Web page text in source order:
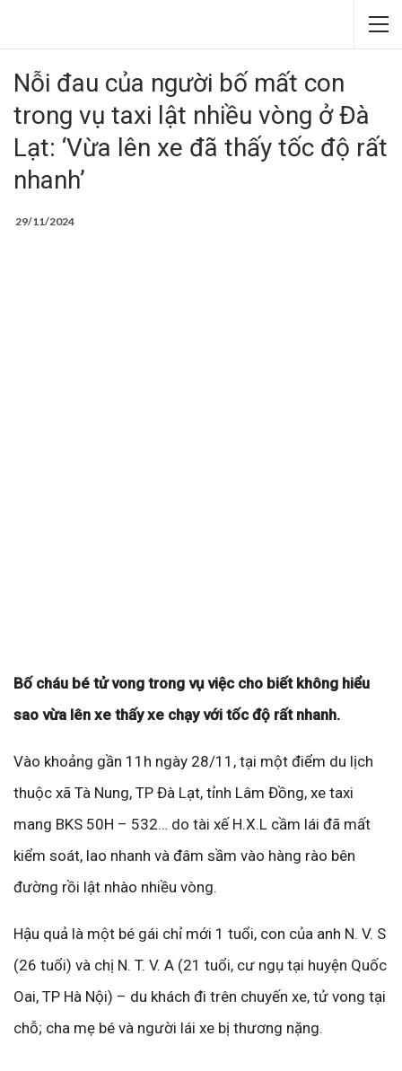
Nỗi đau của người bố mất con
trong vụ taxi lật nhiều vòng ở Đà
Lạt: ‘Vừa lên xe đã thấy tốc độ rất
nhanh’
29/11/2024
Bố cháu bé tử vong trong vụ việc cho biết không hiểu
sao vừa lên xe thấy xe chạy với tốc độ rất nhanh.
Vào khoảng gần 11h ngày 28/11, tại một điểm du lịch
thuộc xã Tà Nung, TP Đà Lạt, tỉnh Lâm Đồng, xe taxi
mang BKS 50H – 532… do tài xế H.X.L cầm lái đã mất
kiểm soát, lao nhanh và đâm sầm vào hàng rào bên
đường rồi lật nhào nhiều vòng.
Hậu quả là một bé gái chỉ mới 1 tuổi, con của anh N. V. S
(26 tuổi) và chị N. T. V. A (21 tuổi, cư ngụ tại huyện Quốc
Oai, TP Hà Nội) – du khách đi trên chuyến xe, tử vong tại
chỗ; cha mẹ bé và người lái xe bị thương nặng.